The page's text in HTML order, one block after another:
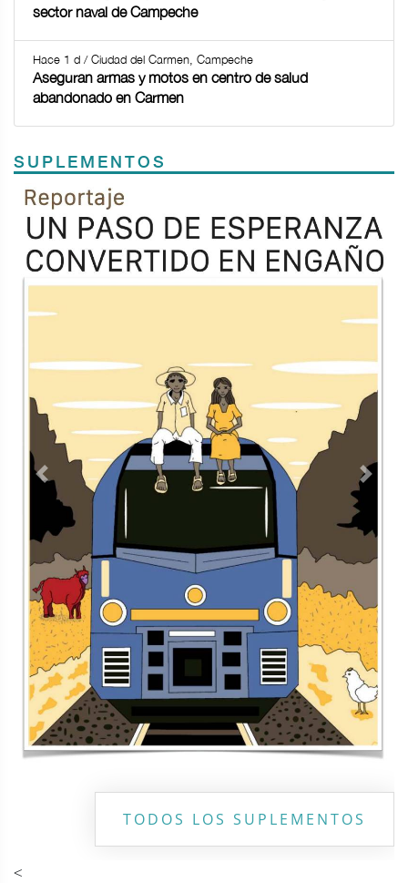
sector naval de Campeche
Hace 1 d / Ciudad del Carmen, Campeche
Aseguran armas y motos en centro de salud
abandonado en Carmen
SUPLEMENTOS
Previous
TODOS LOS SUPLEMENTOS
Contacto Aviso de privacidad
Copyright ©2026 Todos los derechos reservados | La Jornada
Maya